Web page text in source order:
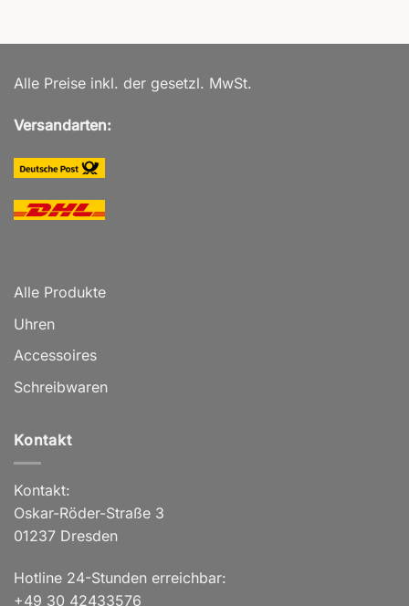
Alle Preise inkl. der gesetzl. MwSt.
Versandarten:
Alle Produkte
Uhren
Accessoires
Schreibwaren
Kontakt
Kontakt:
Oskar-Röder-Straße 3
01237 Dresden
Hotline 24-Stunden erreichbar:
+49 30 42433576